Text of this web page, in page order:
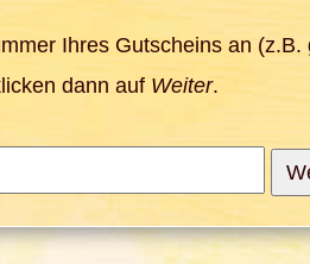
Ihres Gutscheins an (z.B.
dann auf Weiter.